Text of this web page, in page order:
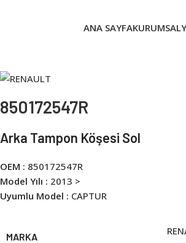
ANA SAYFAKURUMSAL
850172547R
Arka Tampon Köşesi Sol
OEM : 850172547R
Model Yılı : 2013 >
Uyumlu Model : CAPTUR
MARKA